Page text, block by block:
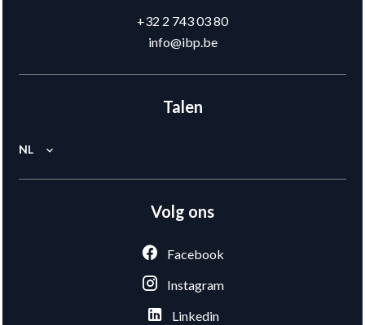
+32 2 743 03 80
info@ibp.be
Talen
NL
Volg ons
Facebook
Instagram
Linkedin